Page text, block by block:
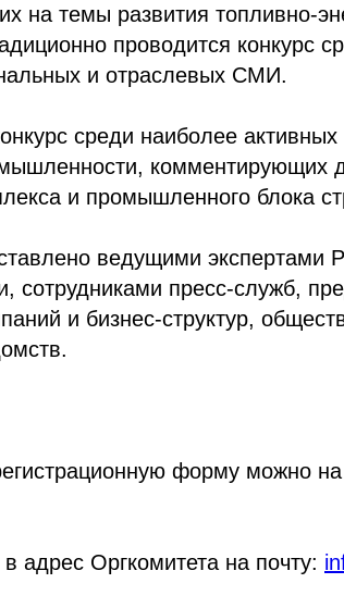
на темы развития топливно-
проводится конкурс
и отраслевых СМИ.
среди наиболее
комментирующих
и промышленного блока
ведущими экспертами
сотрудниками пресс-служб,
и бизнес-структур,
форму можно
адрес Оргкомитета на почту: